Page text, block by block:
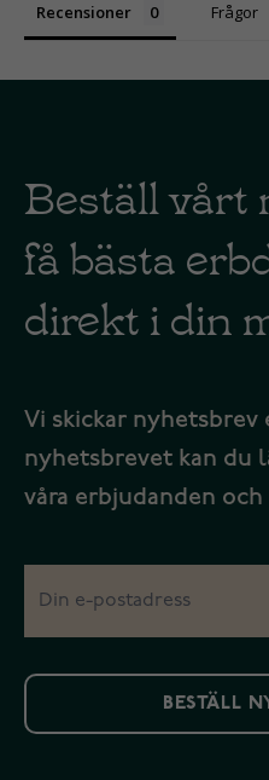
Recensioner Frågor
Beställ vårt
få bästa
direkt i din
Vi skickar nyhetsbrev
nyhetsbrevet kan du
våra erbjudanden
BESTÄLL